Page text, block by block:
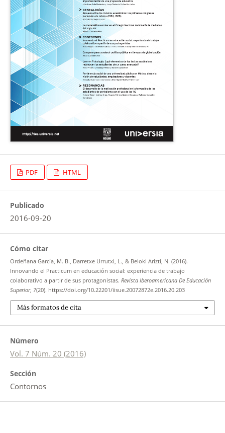
PDF HTML
Publicado
2016-09-20
Cómo citar
Ordeñana García, M. B., Darretxe Urrutxi, L., & Beloki Arizti, N. (2016).
Innovando el Practicum en educación social: experiencia de trabajo
colaborativo a partir de sus protagonistas. Revista Iberoamericana De Educación
Superior, 7(20). https://doi.org/10.22201/iisue.20072872e.2016.20.203
Más formatos de cita
Número
Vol. 7 Núm. 20 (2016)
Sección
Contornos